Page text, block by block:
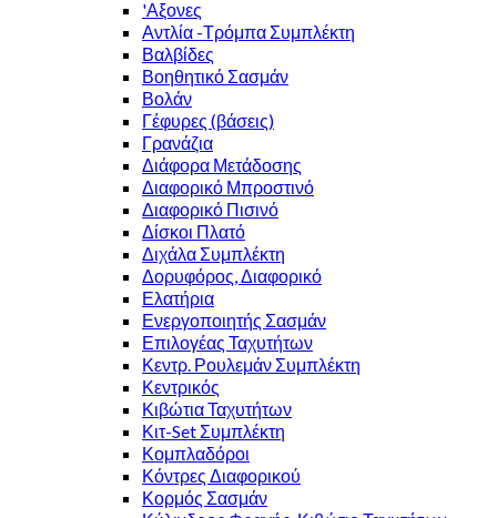
'Αξονες
Αντλία -Τρόμπα Συμπλέκτη
Βαλβίδες
Βοηθητικό Σασμάν
Βολάν
Γέφυρες (βάσεις)
Γρανάζια
Διάφορα Μετάδοσης
Διαφορικό Μπροστινό
Διαφορικό Πισινό
Δίσκοι Πλατό
Διχάλα Συμπλέκτη
Δορυφόρος, Διαφορικό
Ελατήρια
Ενεργοποιητής Σασμάν
Επιλογέας Ταχυτήτων
Κεντρ. Ρουλεμάν Συμπλέκτη
Κεντρικός
Κιβώτια Ταχυτήτων
Κιτ-Set Συμπλέκτη
Κομπλαδόροι
Κόντρες Διαφορικού
Κορμός Σασμάν